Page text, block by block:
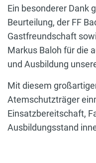
Ein besonderer Dank
Beurteilung, der FF
Gastfreundschaft
Markus Baloh für die
und Ausbildung
Mit diesem
Atemschutzträger
Einsatzbereitschaft,
Ausbildungsstand